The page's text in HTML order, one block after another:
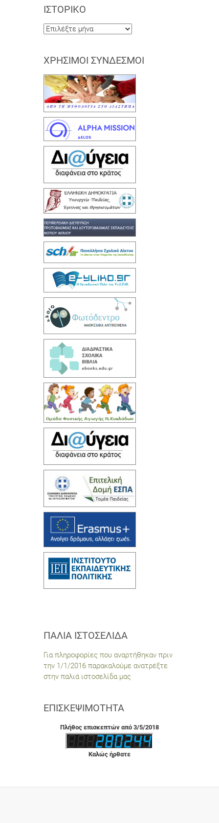
ΙΣΤΟΡΙΚΌ
Ιστορικό
ΧΡΉΣΙΜΟΙ ΣΎΝΔΕΣΜΟΙ
ΠΑΛΙΆ ΙΣΤΟΣΕΛΊΔΑ
Για πληροφορίες που αναρτήθηκαν πριν
την 1/1/2016 παρακαλούμε ανατρέξτε
στην παλιά ιστοσελίδα μας
ΕΠΙΣΚΕΨΙΜΌΤΗΤΑ
Πλήθος επισκεπτών από 3/5/2018
Καλώς ήρθατε